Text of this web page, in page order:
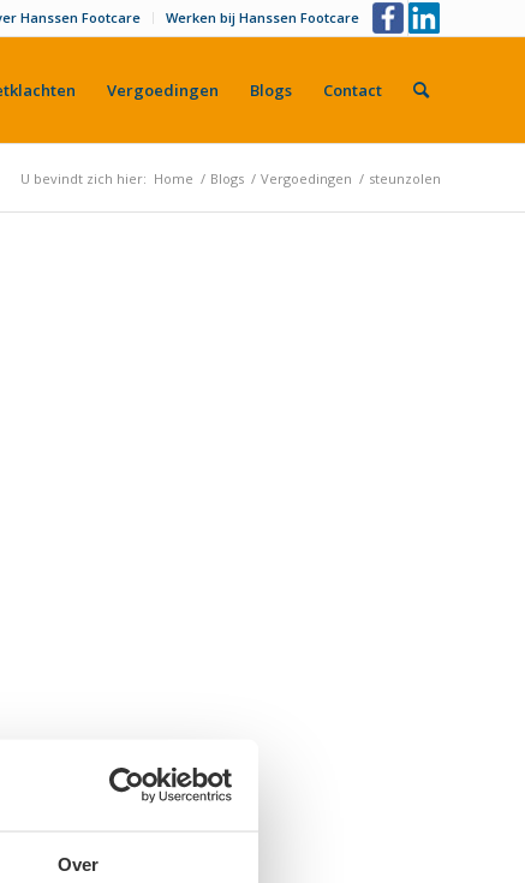
Over
Hanssen Footcare Werken bij Hanssen Footcare
Vergoedingen Blogs Contact
U bevindt zich hier: Home / Blogs / Vergoedingen / steunzolen